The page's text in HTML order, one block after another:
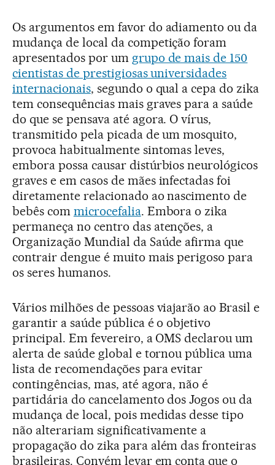
Os argumentos em favor do adiamento ou da
mudança de local da competição foram
apresentados por um grupo de mais de 150
cientistas de prestigiosas universidades
internacionais, segundo o qual a cepa do zika
tem consequências mais graves para a saúde
do que se pensava até agora. O vírus,
transmitido pela picada de um mosquito,
provoca habitualmente sintomas leves,
embora possa causar distúrbios neurológicos
graves e em casos de mães infectadas foi
diretamente relacionado ao nascimento de
bebês com microcefalia. Embora o zika
permaneça no centro das atenções, a
Organização Mundial da Saúde afirma que
contrair dengue é muito mais perigoso para
os seres humanos.
Vários milhões de pessoas viajarão ao Brasil e
garantir a saúde pública é o objetivo
principal. Em fevereiro, a OMS declarou um
alerta de saúde global e tornou pública uma
lista de recomendações para evitar
contingências, mas, até agora, não é
partidária do cancelamento dos Jogos ou da
mudança de local, pois medidas desse tipo
não alterariam significativamente a
propagação do zika para além das fronteiras
brasileiras. Convém levar em conta que o